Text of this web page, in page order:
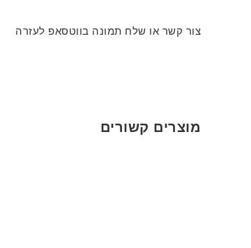
צור קשר או שלח תמונה בווטסאפ לעזרה
מוצרים קשורים